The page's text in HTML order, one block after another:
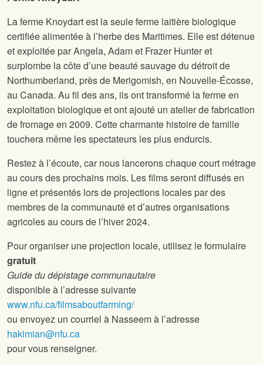
La ferme Knoydart est la seule ferme laitière biologique
certifiée alimentée à l’herbe des Maritimes. Elle est détenue
et exploitée par Angela, Adam et Frazer Hunter et
surplombe la côte d’une beauté sauvage du détroit de
Northumberland, près de Merigomish, en Nouvelle-Écosse,
au Canada. Au fil des ans, ils ont transformé la ferme en
exploitation biologique et ont ajouté un atelier de fabrication
de fromage en 2009. Cette charmante histoire de famille
touchera même les spectateurs les plus endurcis.
Restez à l’écoute, car nous lancerons chaque court métrage
au cours des prochains mois. Les films seront diffusés en
ligne et présentés lors de projections locales par des
membres de la communauté et d’autres organisations
agricoles au cours de l’hiver 2024.
Pour organiser une projection locale, utilisez le formulaire
gratuit
Guide du dépistage communautaire
disponible à l’adresse suivante
www.nfu.ca/filmsaboutfarming/
ou envoyez un courriel à Nasseem à l’adresse
hakimian@nfu.ca
pour vous renseigner.